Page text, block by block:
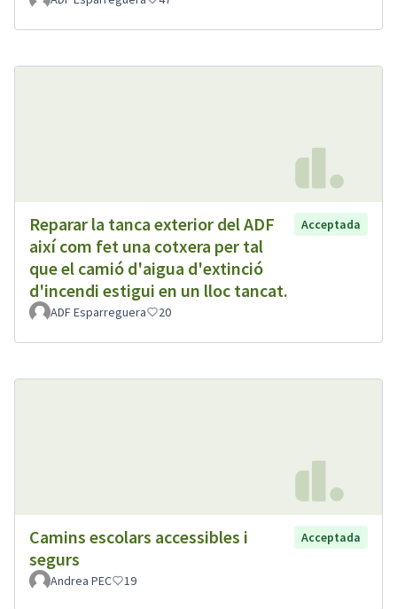
Reparar la tanca exterior del ADF
així com fet una cotxera per tal
que el camió d'aigua d'extinció
d'incendi estigui en un lloc tancat.
Acceptada
ADF Esparreguera 20
Camins escolars accessibles i
segurs
Acceptada
Andrea PEC 19